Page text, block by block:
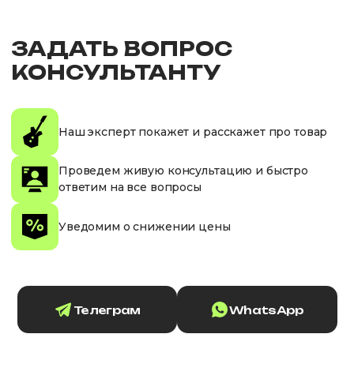
ЗАДАТЬ ВОПРОС
КОНСУЛЬТАНТУ
Наш эксперт покажет и расскажет про товар
Проведем живую консультацию и быстро
ответим на все вопросы
Уведомим о снижении цены
Телеграм WhatsApp